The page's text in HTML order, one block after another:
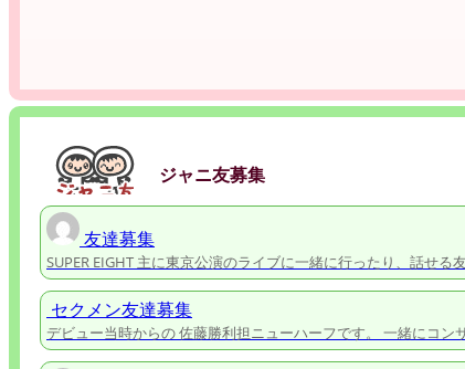
ジャニ友募集
友達募集
SUPER EIGHT 主に東京公演のライブに一緒に行ったり、話せる
セクメン友達募集
デビュー当時からの 佐藤勝利担ニューハーフです。 一緒にコン